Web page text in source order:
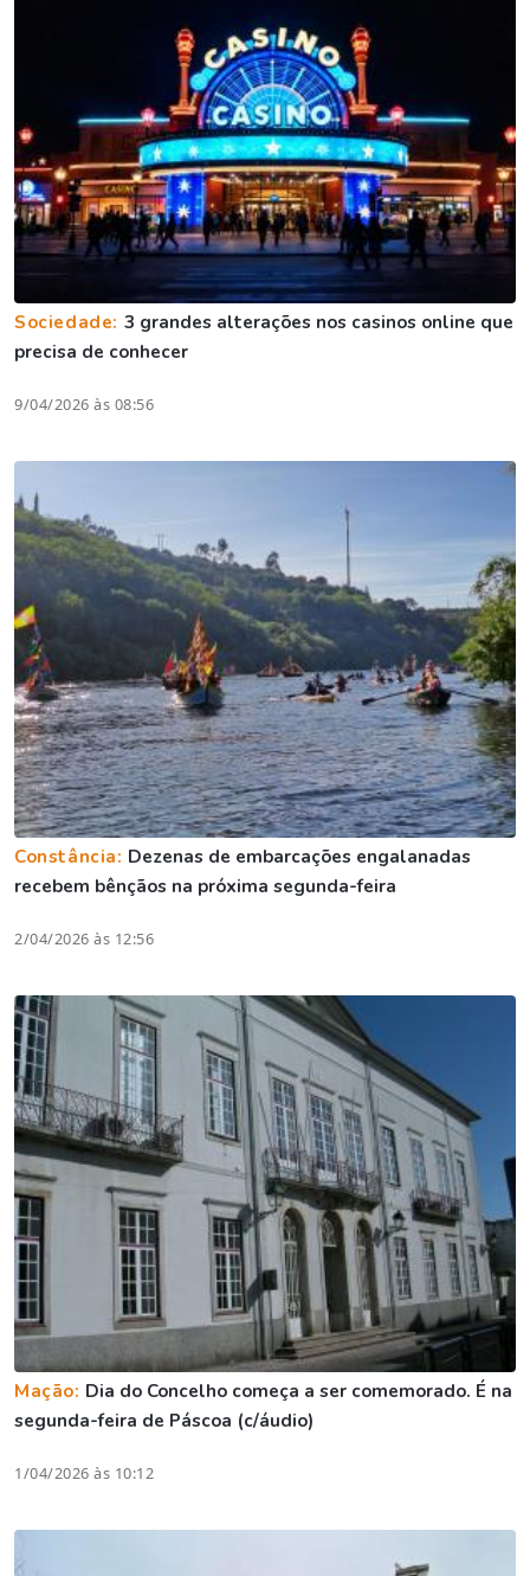
Sociedade: 3 grandes alterações nos casinos online que
precisa de conhecer
9/04/2026 às 08:56
Constância: Dezenas de embarcações engalanadas
recebem bênçãos na próxima segunda-feira
2/04/2026 às 12:56
Mação: Dia do Concelho começa a ser comemorado. É na
segunda-feira de Páscoa (c/áudio)
1/04/2026 às 10:12